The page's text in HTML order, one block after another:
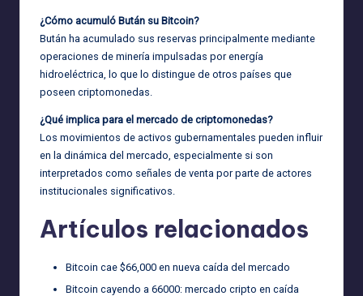
¿Cómo acumuló Bután su Bitcoin?
Bután ha acumulado sus reservas principalmente mediante
operaciones de minería impulsadas por energía
hidroeléctrica, lo que lo distingue de otros países que
poseen criptomonedas.
¿Qué implica para el mercado de criptomonedas?
Los movimientos de activos gubernamentales pueden influir
en la dinámica del mercado, especialmente si son
interpretados como señales de venta por parte de actores
institucionales significativos.
Artículos relacionados
Bitcoin cae $66,000 en nueva caída del mercado
Bitcoin cayendo a 66000: mercado cripto en caída